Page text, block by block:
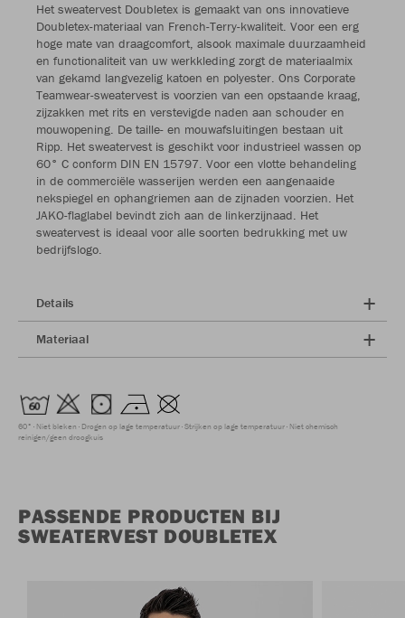
Het sweatervest Doubletex is gemaakt van ons innovatieve
Doubletex-materiaal van French-Terry-kwaliteit. Voor een erg
hoge mate van draagcomfort, alsook maximale duurzaamheid
en functionaliteit van uw werkkleding zorgt de materiaalmix
van gekamd langvezelig katoen en polyester. Ons Corporate
Teamwear-sweatervest is voorzien van een opstaande kraag,
zijzakken met rits en verstevigde naden aan schouder en
mouwopening. De taille- en mouwafsluitingen bestaan uit
Ripp. Het sweatervest is geschikt voor industrieel wassen op
60° C conform DIN EN 15797. Voor een vlotte behandeling
in de commerciële wasserijen werden een aangenaaide
nekspiegel en ophangriemen aan de zijnaden voorzien. Het
JAKO-flaglabel bevindt zich aan de linkerzijnaad. Het
sweatervest is ideaal voor alle soorten bedrukking met uw
bedrijfslogo.
Details
Materiaal
60° Niet bleken Drogen op lage temperatuur Strijken op lage temperatuur Niet chemisch
reinigen/geen droogkuis
PASSENDE PRODUCTEN BIJ
SWEATERVEST DOUBLETEX